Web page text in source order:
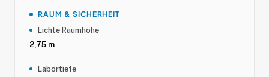
RAUM & SICHERHEIT
Lichte Raumhöhe
2,75 m
Labortiefe